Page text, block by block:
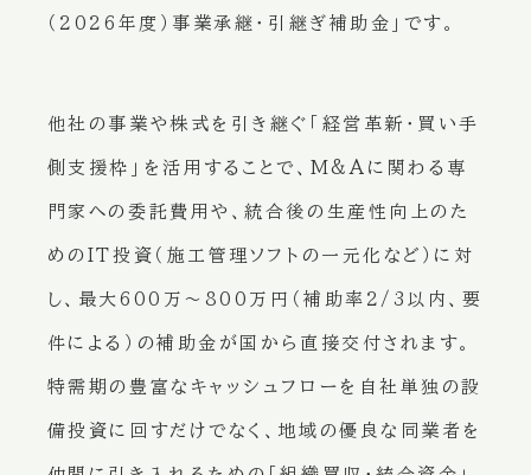
（2026年度）事業承継・引継ぎ補助金」です。
他社の事業や株式を引き継ぐ「経営革新・買い手
側支援枠」を活用することで、M&Aに関わる専
門家への委託費用や、統合後の生産性向上のた
めのIT投資（施工管理ソフトの一元化など）に対
し、最大600万〜800万円（補助率2/3以内、要
件による）の補助金が国から直接交付されます。
特需期の豊富なキャッシュフローを自社単独の設
備投資に回すだけでなく、地域の優良な同業者を